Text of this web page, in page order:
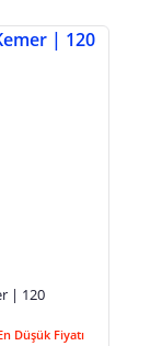
| 120
Düşük Fiyatı